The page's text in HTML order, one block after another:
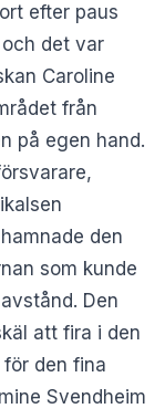
efter paus
det var
Caroline
från
på egen hand.
den
som kunde
Den
att fira i den
den fina
Svendheim